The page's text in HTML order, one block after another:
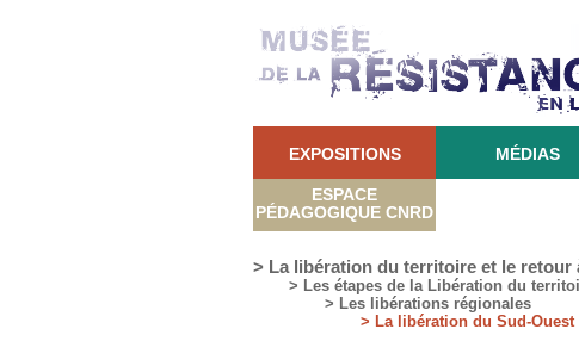
EXPOSITIONS MÉDIAS
ESPACE
PÉDAGOGIQUE CNRD
> La libération du territoire et le retour
> Les étapes de la Libération du
> Les libérations régionales
> La libération du Sud-Ouest